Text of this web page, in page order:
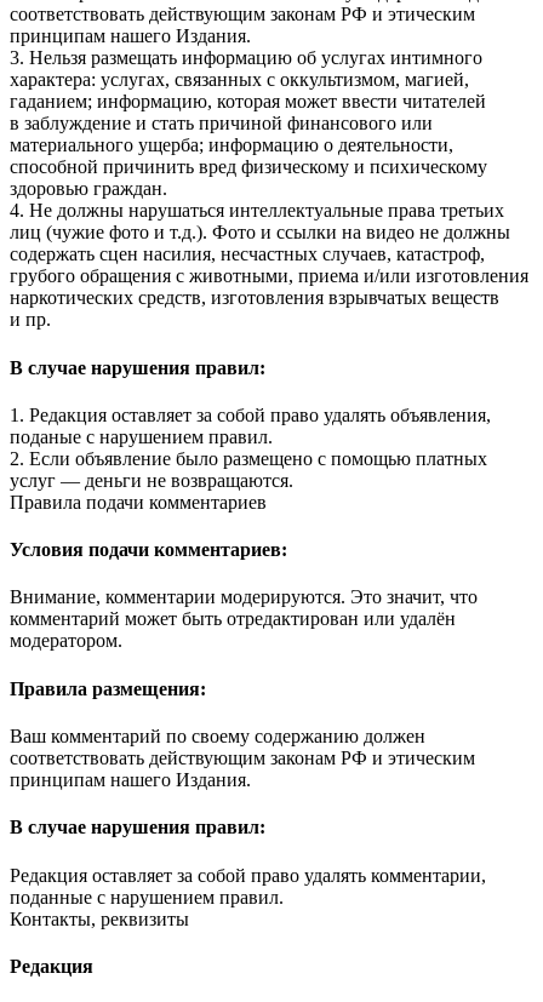
соответствовать действующим законам РФ и этическим
принципам нашего Издания.
3. Нельзя размещать информацию об услугах интимного
характера: услугах, связанных с оккультизмом, магией,
гаданием; информацию, которая может ввести читателей
в заблуждение и стать причиной финансового или
материального ущерба; информацию о деятельности,
способной причинить вред физическому и психическому
здоровью граждан.
4. Не должны нарушаться интеллектуальные права третьих
лиц (чужие фото и т.д.). Фото и ссылки на видео не должны
содержать сцен насилия, несчастных случаев, катастроф,
грубого обращения с животными, приема и/или изготовления
наркотических средств, изготовления взрывчатых веществ
и пр.
В случае нарушения правил:
1. Редакция оставляет за собой право удалять объявления,
поданые с нарушением правил.
2. Если объявление было размещено с помощью платных
услуг — деньги не возвращаются.
Правила подачи комментариев
Условия подачи комментариев:
Внимание, комментарии модерируются. Это значит, что
комментарий может быть отредактирован или удалён
модератором.
Правила размещения:
Ваш комментарий по своему содержанию должен
соответствовать действующим законам РФ и этическим
принципам нашего Издания.
В случае нарушения правил:
Редакция оставляет за собой право удалять комментарии,
поданные с нарушением правил.
Контакты, реквизиты
Редакция